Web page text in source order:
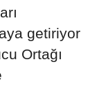
getiriyor
Ortağı